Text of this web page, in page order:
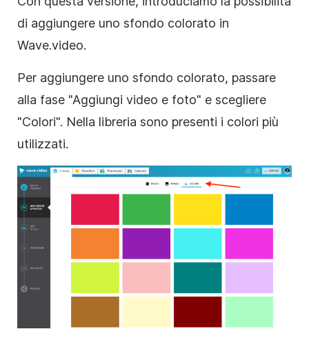
di aggiungere uno sfondo colorato in
Wave.video.
Per aggiungere uno sfondo colorato, passare
alla fase "Aggiungi video e foto" e scegliere
"Colori". Nella libreria sono presenti i colori più
utilizzati.